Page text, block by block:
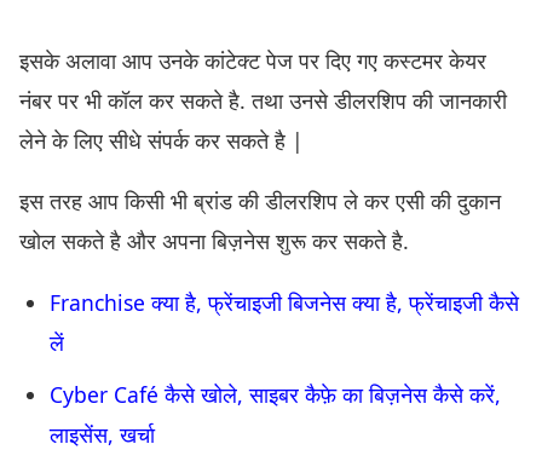
इसके अलावा आप उनके कांटेक्ट पेज पर दिए गए कस्टमर केयर
नंबर पर भी कॉल कर सकते है. तथा उनसे डीलरशिप की जानकारी
लेने के लिए सीधे संपर्क कर सकते है |
इस तरह आप किसी भी ब्रांड की डीलरशिप ले कर एसी की दुकान
खोल सकते है और अपना बिज़नेस शुरू कर सकते है.
Franchise क्या है, फ्रेंचाइजी बिजनेस क्या है, फ्रेंचाइजी कैसे
लें
Cyber Café कैसे खोले, साइबर कैफ़े का बिज़नेस कैसे करें,
लाइसेंस, खर्चा